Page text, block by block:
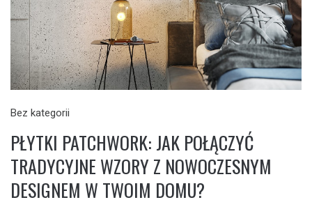
Bez kategorii
PŁYTKI PATCHWORK: JAK POŁĄCZYĆ
TRADYCYJNE WZORY Z NOWOCZESNYM
DESIGNEM W TWOIM DOMU?